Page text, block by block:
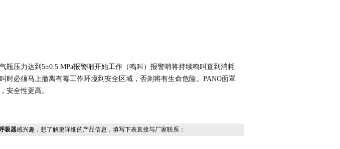
瓶压力达到 5±0.5 MPa报警哨开始工作（鸣叫）报警哨将持续鸣叫直到消耗
时必须马上撤离有毒工作环境到安全区域，否则将有生命危险。 PANO面罩
安全性更高。
吸器感兴趣，想了解更详细的产品信息，填写下表直接与厂家联系：